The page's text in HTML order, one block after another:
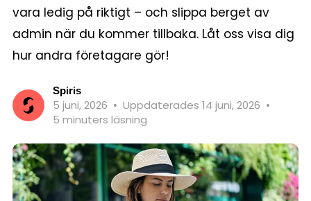
vara ledig på riktigt – och slippa berget av
admin när du kommer tillbaka. Låt oss visa dig
hur andra företagare gör!
Spiris
5 juni, 2026 • Uppdaterades 14 juni, 2026 •
5 minuters läsning